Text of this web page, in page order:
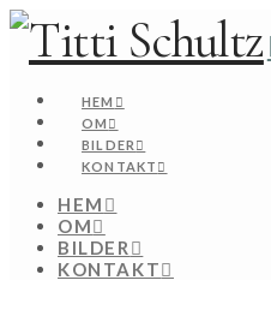
HEM
OM
BILDER
KONTAKT
HEM
OM
BILDER
KONTAKT